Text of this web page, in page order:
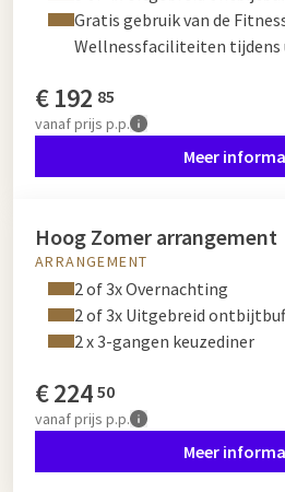
Gratis gebruik van de
Wellnessfaciliteiten tijdens
€192 85
vanafprijs p.p.
Meer
Hoog Zomer arrangement
ARRANGEMENT
2 of 3x Overnachting
2 of 3x Uitgebreid
2 x 3-gangen keuzediner
€224 50
vanafprijs p.p.
Meer